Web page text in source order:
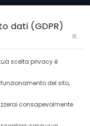
dati (GDPR)
×
scelta privacy è
del sito,
consapevolmente